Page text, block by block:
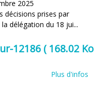
2025
décisions prises par
délégation du 18 jui...
12186 ( 168.02 Ko
Plus d'infos